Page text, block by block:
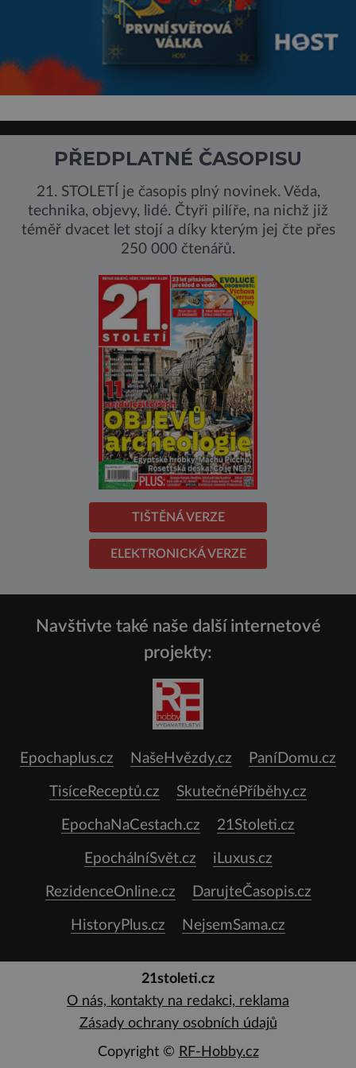
PŘEDPLATNÉ ČASOPISU
21. STOLETÍ je časopis plný novinek. Věda,
technika, objevy, lidé. Čtyři pilíře, na nichž již
téměř dvacet let stojí a díky kterým jej čte přes
250 000 čtenářů.
TIŠTĚNÁ VERZE
ELEKTRONICKÁ VERZE
Navštivte také naše další internetové
projekty:
Epochaplus.cz NašeHvězdy.cz PaníDomu.cz
TisíceReceptů.cz SkutečnéPříběhy.cz
EpochaNaCestach.cz 21Stoleti.cz
EpochálníSvět.cz iLuxus.cz
RezidenceOnline.cz DarujteČasopis.cz
HistoryPlus.cz NejsemSama.cz
21stoleti.cz
O nás, kontakty na redakci, reklama
Zásady ochrany osobních údajů
Copyright © RF-Hobby.cz